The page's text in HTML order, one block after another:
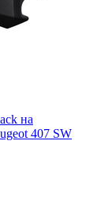
на
407 SW